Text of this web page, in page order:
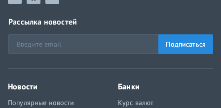
Рассылка новостей
Подписаться
Новости
Популярные новости
Банки
Курс валют